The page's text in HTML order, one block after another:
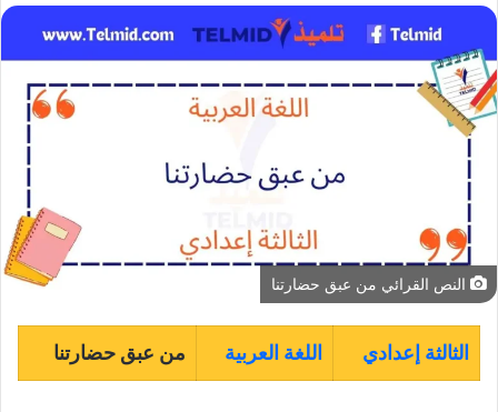
النص القرائي من عبق حضارتنا
الثالثة إعدادي اللغة العربية من عبق حضارتنا